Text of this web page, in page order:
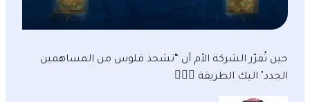
حين تُقرّر الشركة الأم أن “تشحذ فلوس من المساهمين
الجدد" اليك الطريقة 🤦🏻‍♂